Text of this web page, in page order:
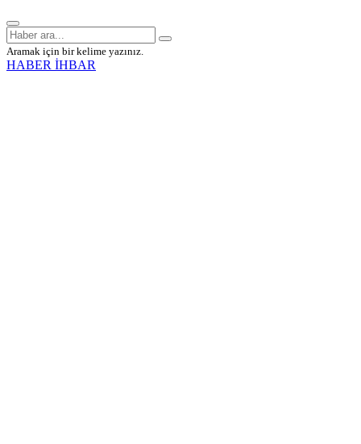
Aramak için bir kelime yazınız.
HABER İHBAR